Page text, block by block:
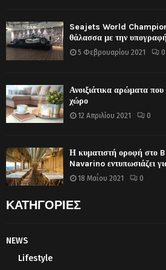
Seajets World
θάλασσα με την
5 Φεβρουαρίου 2021 0
Ανοιξιάτικα αρώματα
χώρο
12 Απριλίου 2021 0
Η κυματιστή οροφή στο
Navarino εντυπωσιάζει
18 Μαΐου 2021 0
ΚΑΤΗΓΟΡΙΕΣ
NEWS
Lifestyle